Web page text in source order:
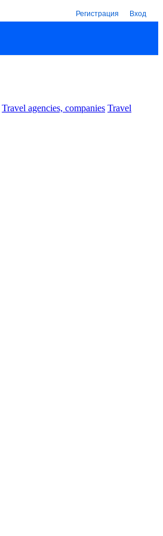
Регистрация Вход
Travel agencies, companies Travel